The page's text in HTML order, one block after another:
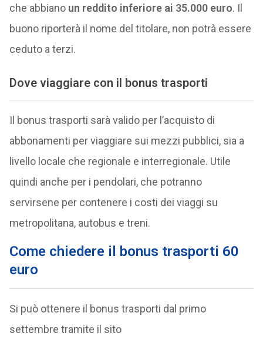
che abbiano un reddito inferiore ai 35.000 euro. Il
buono riporterà il nome del titolare, non potrà essere
ceduto a terzi.
Dove viaggiare con il bonus trasporti
Il bonus trasporti sarà valido per l’acquisto di
abbonamenti per viaggiare sui mezzi pubblici, sia a
livello locale che regionale e interregionale. Utile
quindi anche per i pendolari, che potranno
servirsene per contenere i costi dei viaggi su
metropolitana, autobus e treni.
Come chiedere il bonus trasporti 60
euro
Si può ottenere il bonus trasporti dal primo
settembre tramite il sito